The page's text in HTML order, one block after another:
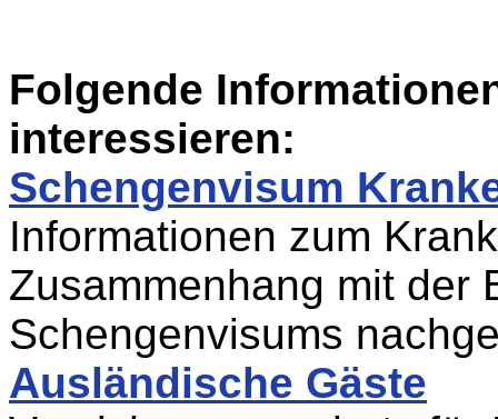
Folgende
interessieren:
Schengenvisum
Informationen zum
Zusammenhang mit der
Schengenvisums
Ausländische Gäste